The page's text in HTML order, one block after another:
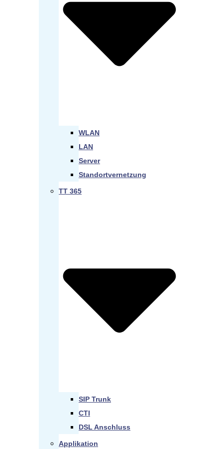
WLAN
LAN
Server
Standortvernetzung
TT 365
SIP Trunk
CTI
DSL Anschluss
Applikation